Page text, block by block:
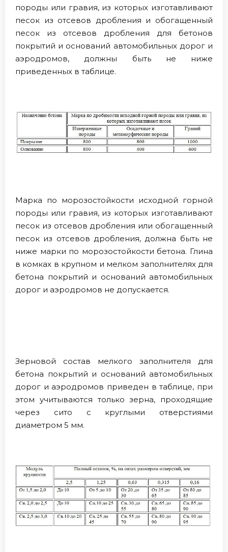
породы или гравия, из которых изготавливают
песок из отсевов дробления и обогащенный
песок из отсевов дробления для бетонов
покрытий и оснований автомобильных дорог и
аэродромов, должны быть не ниже
приведенных в таблице.
Марка по морозостойкости исходной горной
породы или гравия, из которых изготавливают
песок из отсевов дробления или обогащенный
песок из отсевов дробления, должна быть не
ниже марки по морозостойкости бетона. Глина
в комках в крупном и мелком заполнителях для
бетона покрытий и оснований автомобильных
дорог и аэродромов не допускается.
Зерновой состав мелкого заполнителя для
бетона покрытий и оснований автомобильных
дорог и аэродромов приведен в таблице, при
этом учитываются только зерна, проходящие
через сито с круглыми отверстиями
диаметром 5 мм.